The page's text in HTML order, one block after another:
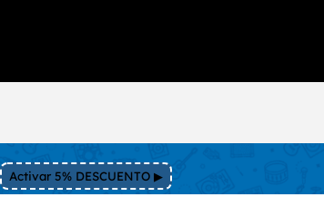
Activar 5% DESCUENTO ▶︎